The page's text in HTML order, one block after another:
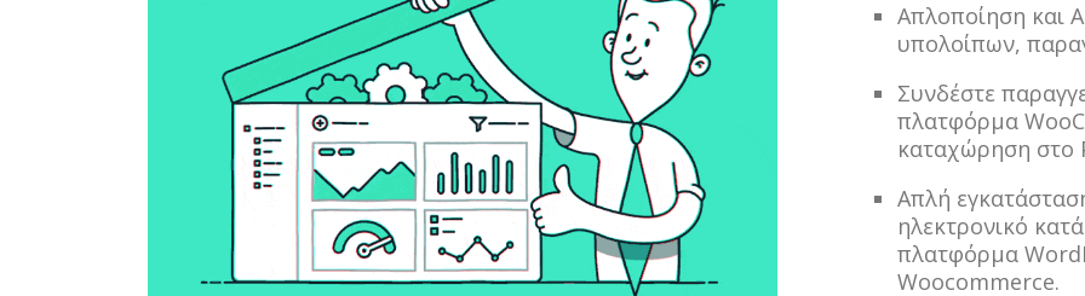
Απλοποίηση και
υπολοίπων,
Συνδέστε
πλατφόρμα
καταχώρηση στο
Απλή
ηλεκτρονικό
πλατφόρμα
Woocommerce.